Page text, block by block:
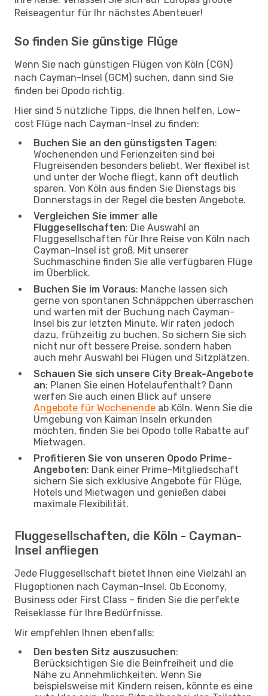
Reiseagentur für Ihr nächstes Abenteuer!
So finden Sie günstige Flüge
Wenn Sie nach günstigen Flügen von Köln (CGN)
nach Cayman-Insel (GCM) suchen, dann sind Sie
finden bei Opodo richtig.
Hier sind 5 nützliche Tipps, die Ihnen helfen, Low-
cost Flüge nach Cayman-Insel zu finden:
Buchen Sie an den günstigsten Tagen:
Wochenenden und Ferienzeiten sind bei
Flugreisenden besonders beliebt. Wer flexibel ist
und unter der Woche fliegt, kann oft deutlich
sparen. Von Köln aus finden Sie Dienstags bis
Donnerstags in der Regel die besten Angebote.
Vergleichen Sie immer alle
Fluggesellschaften: Die Auswahl an
Fluggesellschaften für Ihre Reise von Köln nach
Cayman-Insel ist groß. Mit unserer
Suchmaschine finden Sie alle verfügbaren Flüge
im Überblick.
Buchen Sie im Voraus: Manche lassen sich
gerne von spontanen Schnäppchen überraschen
und warten mit der Buchung nach Cayman-
Insel bis zur letzten Minute. Wir raten jedoch
dazu, frühzeitig zu buchen. So sichern Sie sich
nicht nur oft bessere Preise, sondern haben
auch mehr Auswahl bei Flügen und Sitzplätzen.
Schauen Sie sich unsere City Break-Angebote
an: Planen Sie einen Hotelaufenthalt? Dann
werfen Sie auch einen Blick auf unsere
Angebote für Wochenende ab Köln. Wenn Sie die
Umgebung von Kaiman Inseln erkunden
möchten, finden Sie bei Opodo tolle Rabatte auf
Mietwagen.
Profitieren Sie von unseren Opodo Prime-
Angeboten: Dank einer Prime-Mitgliedschaft
sichern Sie sich exklusive Angebote für Flüge,
Hotels und Mietwagen und genießen dabei
maximale Flexibilität.
Fluggesellschaften, die Köln - Cayman-
Insel anfliegen
Jede Fluggesellschaft bietet Ihnen eine Vielzahl an
Flugoptionen nach Cayman-Insel. Ob Economy,
Business oder First Class – finden Sie die perfekte
Reiseklasse für Ihre Bedürfnisse.
Wir empfehlen Ihnen ebenfalls:
Den besten Sitz auszusuchen:
Berücksichtigen Sie die Beinfreiheit und die
Nähe zu Annehmlichkeiten. Wenn Sie
beispielsweise mit Kindern reisen, könnte es eine